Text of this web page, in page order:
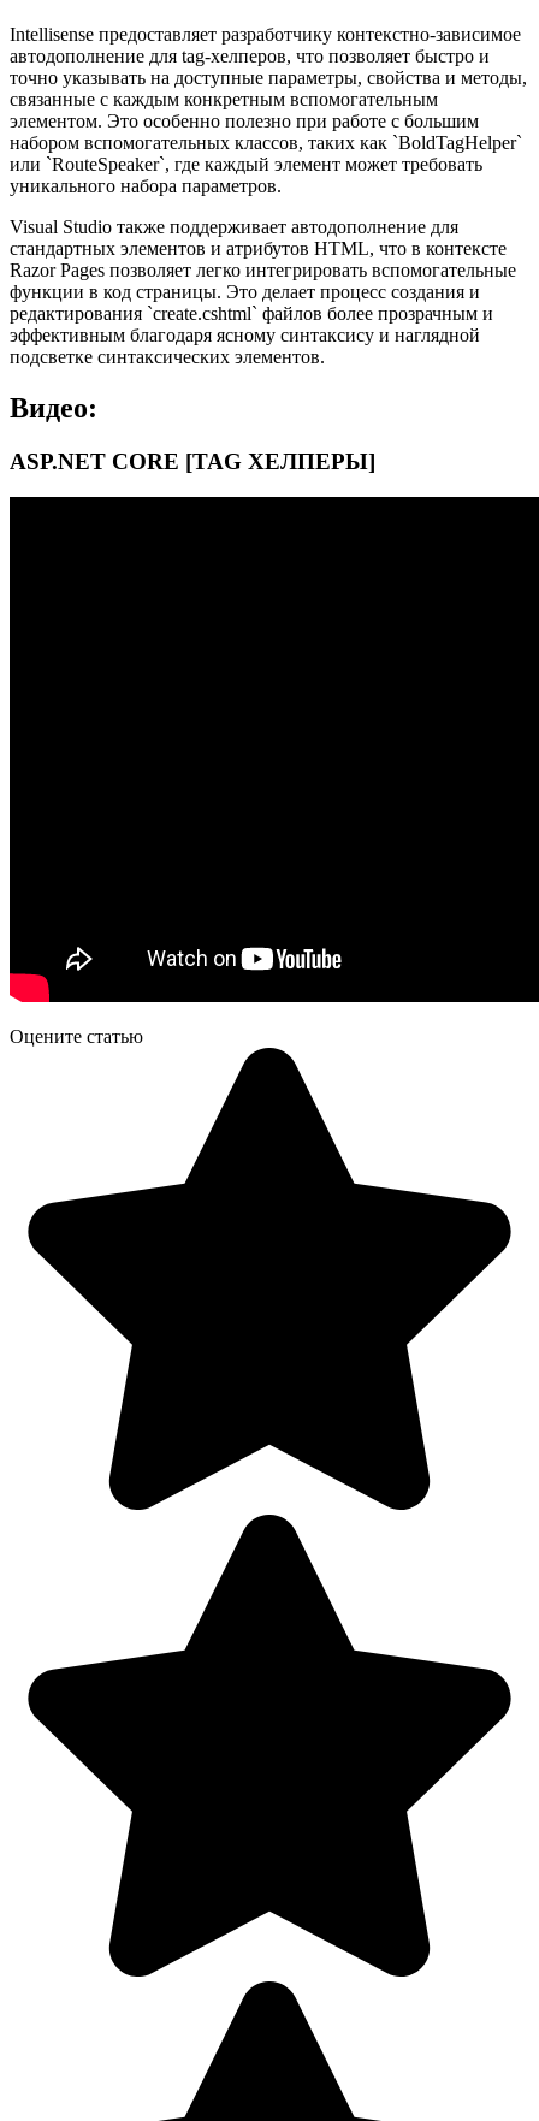
Intellisense предоставляет разработчику контекстно-зависимое
автодополнение для tag-хелперов, что позволяет быстро и
точно указывать на доступные параметры, свойства и методы,
связанные с каждым конкретным вспомогательным
элементом. Это особенно полезно при работе с большим
набором вспомогательных классов, таких как `BoldTagHelper`
или `RouteSpeaker`, где каждый элемент может требовать
уникального набора параметров.
Visual Studio также поддерживает автодополнение для
стандартных элементов и атрибутов HTML, что в контексте
Razor Pages позволяет легко интегрировать вспомогательные
функции в код страницы. Это делает процесс создания и
редактирования `create.cshtml` файлов более прозрачным и
эффективным благодаря ясному синтаксису и наглядной
подсветке синтаксических элементов.
Видео:
ASP.NET CORE [TAG ХЕЛПЕРЫ]
Оцените статью